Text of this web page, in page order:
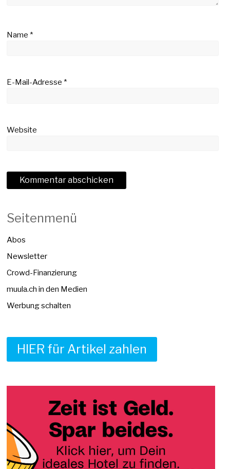
Name*
E-Mail-Adresse*
Website
Seitenmenü
Abos
Newsletter
Crowd-Finanzierung
muula.ch in den Medien
Werbung schalten
HIER für Artikel zahlen